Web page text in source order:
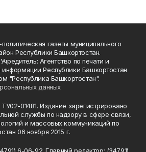
газеты муниципального
Республики Башкортостан.
Агентство по печати и
Республики Башкортостан
"Республика Башкортостан".
данных
01481. Издание зарегистрировано
службы по надзору в сфере связи,
и массовых коммуникаций по
06 ноября 2015 г.
6-06-92. Главный редактор: (34791)